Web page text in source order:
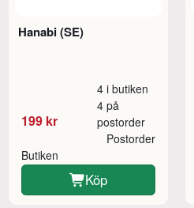
Hanabi (SE)
199 kr
4 i butiken
4 på
postorder
Butiken
Postorder
Köp